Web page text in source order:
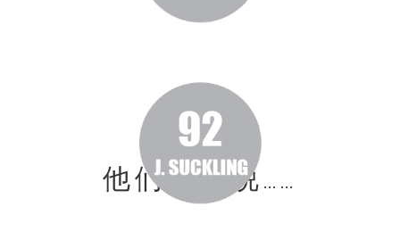
他们这样说……